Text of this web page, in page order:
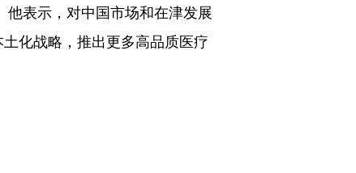
表示，对中国市场和在津发展
化战略，推出更多高品质医疗